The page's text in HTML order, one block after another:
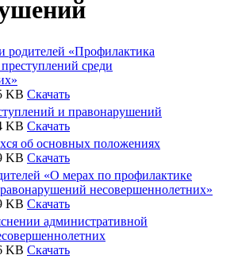
родителей «Профилактика
среди
KB Скачать
и правонарушений
KB Скачать
об основных положениях
KB Скачать
«О мерах по профилактике
несовершеннолетних»
KB Скачать
административной
KB Скачать